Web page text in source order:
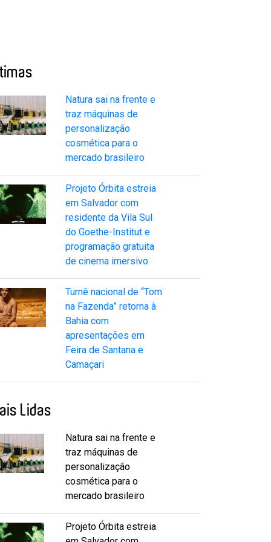
Natura sai na frente e
traz máquinas de
personalização
cosmética para o
mercado brasileiro
Projeto Órbita estreia
em Salvador com
residente da Vila Sul
do Goethe-Institut e
programação gratuita
de cinema imersivo
Turnê nacional de “Tom
na Fazenda” retorna à
Bahia com
apresentações em
Feira de Santana e
Camaçari
Lidas
Natura sai na frente e
traz máquinas de
personalização
cosmética para o
mercado brasileiro
Projeto Órbita estreia